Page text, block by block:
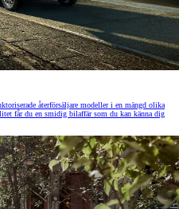
återförsäljare modeller i en mängd olika
får du en smidig bilaffär som du kan känna dig